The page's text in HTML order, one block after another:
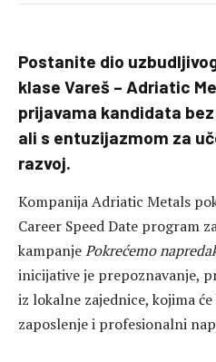
Postanite dio
klase Vareš – Adriatic
prijavama kandidata
ali s entuzijazmom za
razvoj.
Kompanija Adriatic Metals
Career SpeedDate program
kampanjePokrećemo
inicijative je prepoznavanje,
iz lokalne zajednice, kojima
zaposlenje i profesionalni